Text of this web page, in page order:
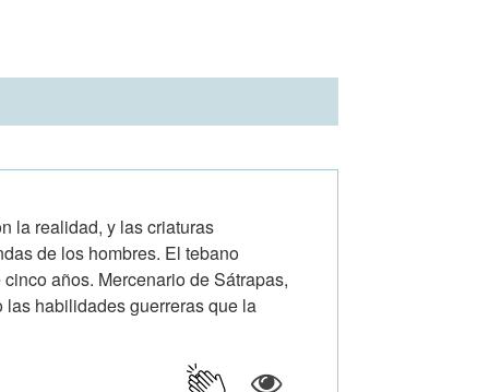
la realidad, y las criaturas
de los hombres. El tebano
años. Mercenario de Sátrapas,
habilidades guerreras que la